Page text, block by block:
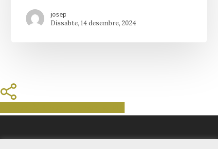
josep
Dissabte, 14 desembre, 2024
Share